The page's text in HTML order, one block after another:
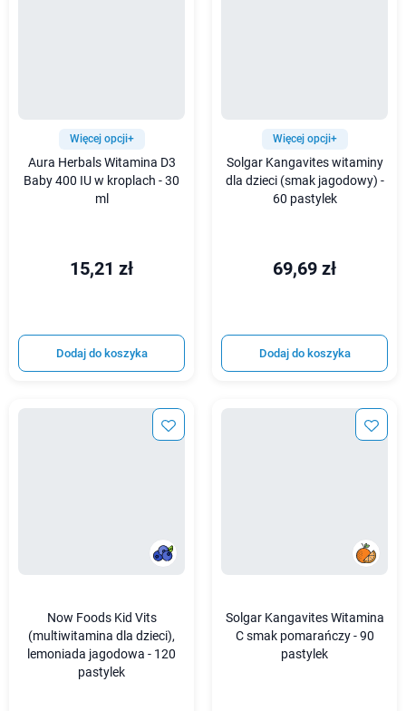
Więcej opcji+
Aura Herbals Witamina D3
Baby 400 IU w kroplach - 30
ml
15,21 zł
Dodaj do koszyka
Więcej opcji+
Solgar Kangavites witaminy
dla dzieci (smak jagodowy) -
60 pastylek
69,69 zł
Dodaj do koszyka
Now Foods Kid Vits
(multiwitamina dla dzieci),
lemoniada jagodowa - 120
pastylek
Solgar Kangavites Witamina
C smak pomarańczy - 90
pastylek